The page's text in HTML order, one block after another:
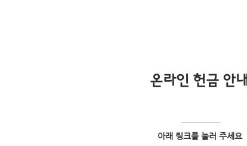
​온라인 헌금 안내
아래 링크를 눌러 주세요